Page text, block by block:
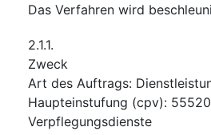
Das Verfahren wird
2.1.1.
Zweck
Art des Auftrags:
Haupteinstufung (cpv):
Verpflegungsdienste